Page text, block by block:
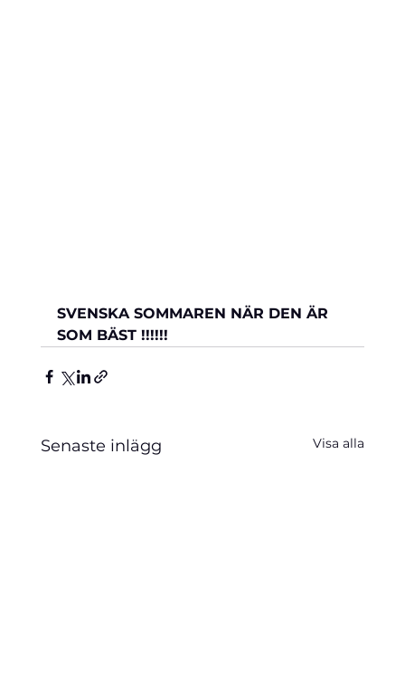
SVENSKA SOMMAREN NÄR DEN ÄR
SOM BÄST !!!!!!
Senaste inlägg Visa alla